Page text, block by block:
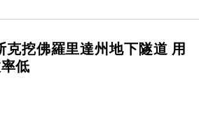
克挖佛羅里達州地下隧道 用
低